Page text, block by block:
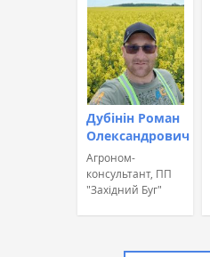
Дубінін Роман
Олександрович
Агроном-
консультант, ПП
"Західний Буг"